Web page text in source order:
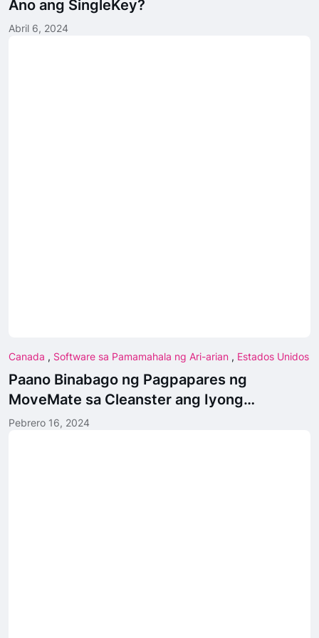
Ano ang SingleKey?
Abril 6, 2024
Canada , Software sa Pamamahala ng Ari-arian , Estados Unidos
Paano Binabago ng Pagpapares ng
MoveMate sa Cleanster ang Iyong
Karanasan sa Paglipat
Pebrero 16, 2024